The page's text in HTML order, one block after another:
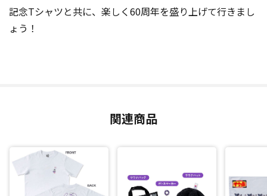
記念Tシャツと共に、楽しく60周年を盛り上げて行きまし
ょう！
関連商品